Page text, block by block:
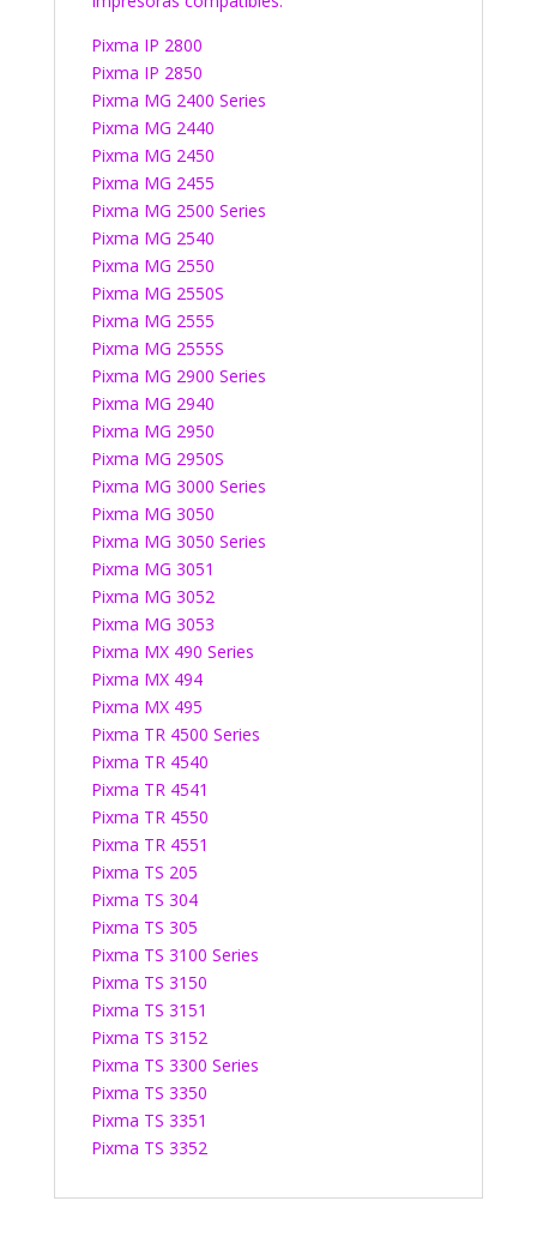
Pixma IP 2800
Pixma IP 2850
Pixma MG 2400 Series
Pixma MG 2440
Pixma MG 2450
Pixma MG 2455
Pixma MG 2500 Series
Pixma MG 2540
Pixma MG 2550
Pixma MG 2550S
Pixma MG 2555
Pixma MG 2555S
Pixma MG 2900 Series
Pixma MG 2940
Pixma MG 2950
Pixma MG 2950S
Pixma MG 3000 Series
Pixma MG 3050
Pixma MG 3050 Series
Pixma MG 3051
Pixma MG 3052
Pixma MG 3053
Pixma MX 490 Series
Pixma MX 494
Pixma MX 495
Pixma TR 4500 Series
Pixma TR 4540
Pixma TR 4541
Pixma TR 4550
Pixma TR 4551
Pixma TS 205
Pixma TS 304
Pixma TS 305
Pixma TS 3100 Series
Pixma TS 3150
Pixma TS 3151
Pixma TS 3152
Pixma TS 3300 Series
Pixma TS 3350
Pixma TS 3351
Pixma TS 3352